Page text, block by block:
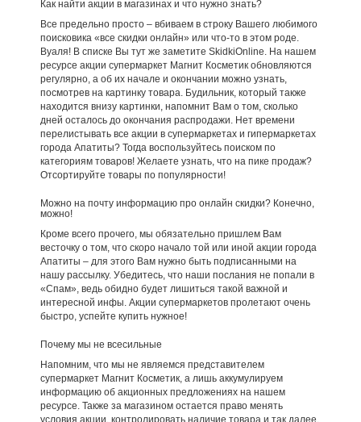
Как найти акции в магазинах и что нужно знать?
Все предельно просто – вбиваем в строку Вашего любимого
поисковика «все скидки онлайн» или что-то в этом роде.
Вуаля! В списке Вы тут же заметите SkidkiOnline. На нашем
ресурсе акции супермаркет Магнит Косметик обновляются
регулярно, а об их начале и окончании можно узнать,
посмотрев на картинку товара. Будильник, который также
находится внизу картинки, напомнит Вам о том, сколько
дней осталось до окончания распродажи. Нет времени
перелистывать все акции в супермаркетах и гипермаркетах
города Апатиты? Тогда воспользуйтесь поиском по
категориям товаров! Желаете узнать, что на пике продаж?
Отсортируйте товары по популярности!
Можно на почту информацию про онлайн скидки? Конечно,
можно!
Кроме всего прочего, мы обязательно пришлем Вам
весточку о том, что скоро начало той или иной акции города
Апатиты – для этого Вам нужно быть подписанными на
нашу рассылку. Убедитесь, что наши послания не попали в
«Спам», ведь обидно будет лишиться такой важной и
интересной инфы. Акции супермаркетов пролетают очень
быстро, успейте купить нужное!
Почему мы не всесильные
Напомним, что мы не являемся представителем
супермаркет Магнит Косметик, а лишь аккумулируем
информацию об акционных предложениях на нашем
ресурсе. Также за магазином остается право менять
условия акции, контролировать наличие товара и так далее.